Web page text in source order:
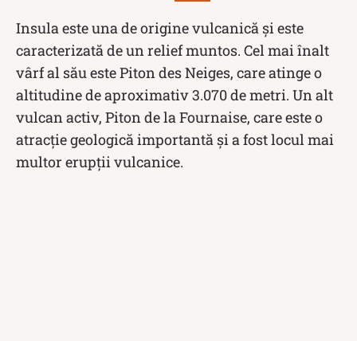
Insula este una de origine vulcanică și este
caracterizată de un relief muntos. Cel mai înalt
vârf al său este Piton des Neiges, care atinge o
altitudine de aproximativ 3.070 de metri. Un alt
vulcan activ, Piton de la Fournaise, care este o
atracție geologică importantă și a fost locul mai
multor erupții vulcanice.